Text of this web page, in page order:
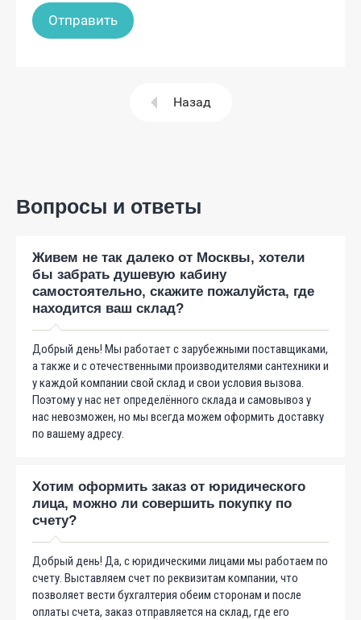
Назад
Вопросы и ответы
Живем не так далеко от Москвы, хотели
бы забрать душевую кабину
самостоятельно, скажите пожалуйста, где
находится ваш склад?
Добрый день! Мы работает с зарубежными поставщиками,
а также и с отечественными производителями сантехники и
у каждой компании свой склад и свои условия вызова.
Поэтому у нас нет определённого склада и самовывоз у
нас невозможен, но мы всегда можем оформить доставку
по вашему адресу.
Хотим оформить заказ от юридического
лица, можно ли совершить покупку по
счету?
Добрый день! Да, с юридическими лицами мы работаем по
счету. Выставляем счет по реквизитам компании, что
позволяет вести бухгалтерия обеим сторонам и после
оплаты счета, заказ отправляется на склад, где его